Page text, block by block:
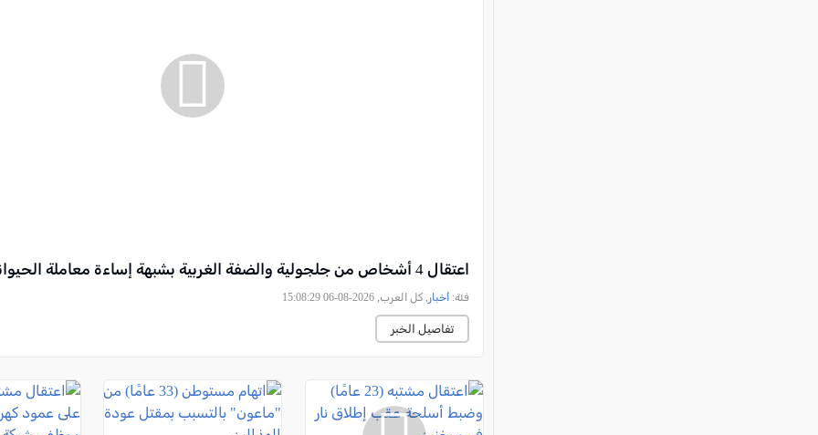
اعتقال 4 أشخاص من جلجولية والضفة الغربية بشبهة إساءة معاملة الحيوانات
فئة: أخبار , كل العرب, 2026-08-06 15:08:29
تفاصيل الخبر